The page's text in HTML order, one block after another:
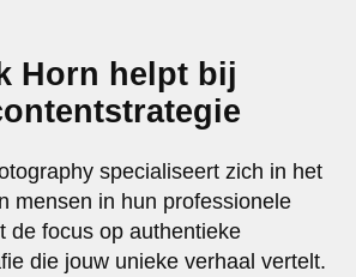
Horn helpt bij
specialiseert zich in het
mensen in hun professionele
de focus op authentieke
die jouw unieke verhaal vertelt.